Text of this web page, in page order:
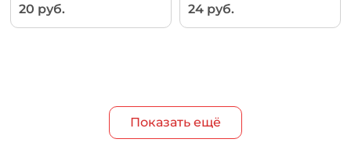
20 руб. 24 руб.
Показать ещё